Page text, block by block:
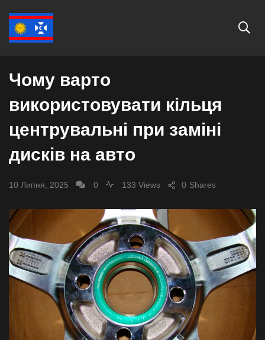
АВТО
Чому варто
використовувати кільця
центрувальні при заміні
дисків на авто
10 Липня, 2025 0 133 Views Shares
0